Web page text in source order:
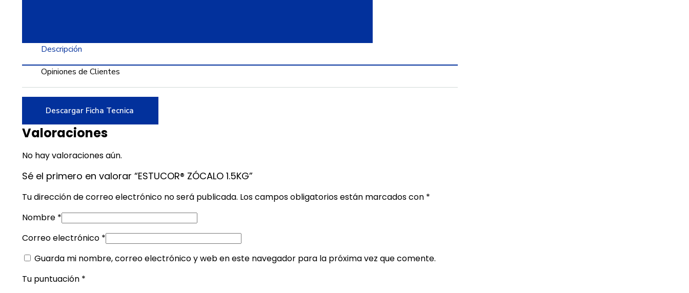
Descripción
Opiniones de Clientes
Descargar Ficha Tecnica
Valoraciones
No hay valoraciones aún.
Sé el primero en valorar “ESTUCOR® ZÓCALO 1.5KG”
Tu dirección de correo electrónico no será publicada. Los campos obligatorios están marcados con *
Nombre *
Correo electrónico *
Guarda mi nombre, correo electrónico y web en este navegador para la próxima vez que comente.
Tu puntuación *